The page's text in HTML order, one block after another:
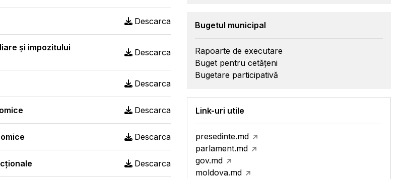
Descarca
și impozitului
Descarca
Descarca
Descarca
Descarca
Descarca
Bugetul municipal
Rapoarte de executare
Buget pentru cetățeni
Bugetare participativă
Link-uri utile
presedinte.md
parlament.md
gov.md
moldova.md